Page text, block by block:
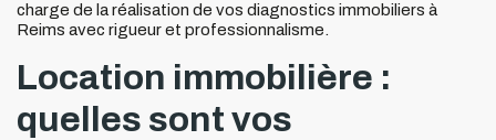
charge de la réalisation de vos diagnostics immobiliers à
Reims avec rigueur et professionnalisme.
Location immobilière :
quelles sont vos